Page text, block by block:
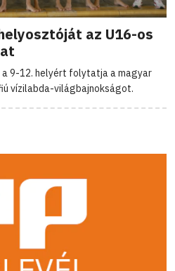
az U16-os
9-12. helyért folytatja a magyar
vízilabda-világbajnokságot.